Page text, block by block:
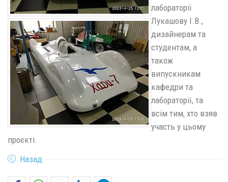
лабораторії
Лукашову І.В.,
дизайнерам та
студентам, а
також
випускникам
кафедри та
лабораторії, та
всім тим, хто взяв
участь у цьому
проєкті.
Назад